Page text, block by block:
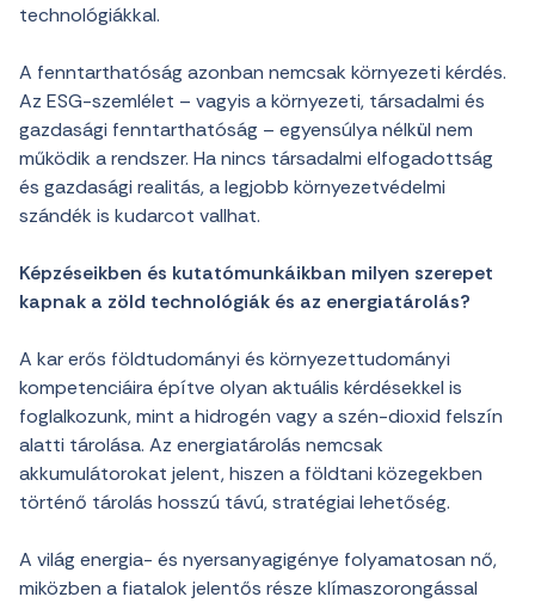
technológiákkal.
A fenntarthatóság azonban nemcsak környezeti kérdés.
Az ESG-szemlélet – vagyis a környezeti, társadalmi és
gazdasági fenntarthatóság – egyensúlya nélkül nem
működik a rendszer. Ha nincs társadalmi elfogadottság
és gazdasági realitás, a legjobb környezetvédelmi
szándék is kudarcot vallhat.
Képzéseikben és kutatómunkáikban milyen szerepet
kapnak a zöld technológiák és az energiatárolás?
A kar erős földtudományi és környezettudományi
kompetenciáira építve olyan aktuális kérdésekkel is
foglalkozunk, mint a hidrogén vagy a szén-dioxid felszín
alatti tárolása. Az energiatárolás nemcsak
akkumulátorokat jelent, hiszen a földtani közegekben
történő tárolás hosszú távú, stratégiai lehetőség.
A világ energia- és nyersanyagigénye folyamatosan nő,
miközben a fiatalok jelentős része klímaszorongással